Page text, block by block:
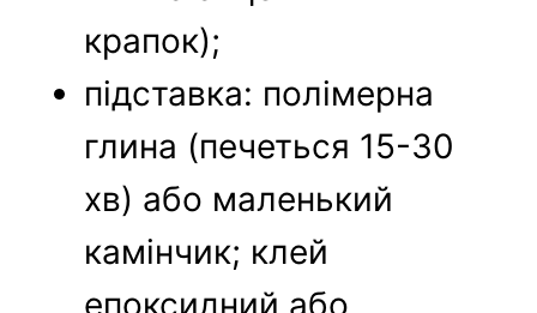
крапок);
підставка: полімерна
глина (печеться 15-30
хв) або маленький
камінчик; клей
епоксидний або